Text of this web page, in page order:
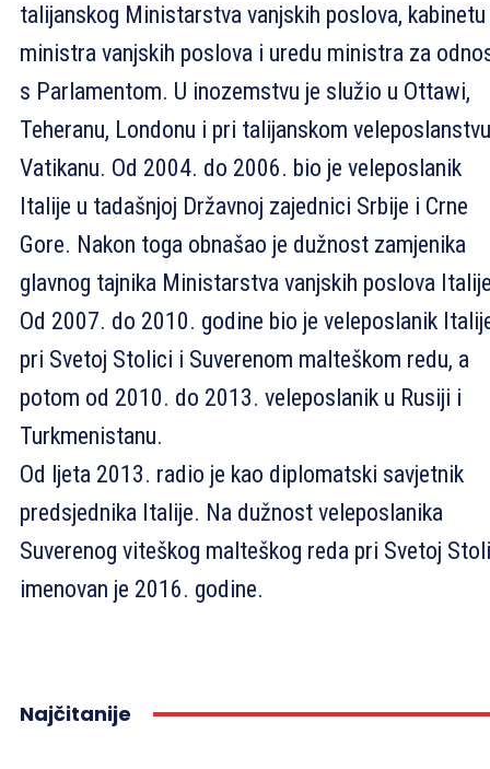
talijanskog Ministarstva vanjskih poslova, kabinetu
ministra vanjskih poslova i uredu ministra za
s Parlamentom. U inozemstvu je služio u Ottawi,
Teheranu, Londonu i pri talijanskom
Vatikanu. Od 2004. do 2006. bio je veleposlanik
Italije u tadašnjoj Državnoj zajednici Srbije i Crne
Gore. Nakon toga obnašao je dužnost zamjenika
glavnog tajnika Ministarstva vanjskih poslova
Od 2007. do 2010. godine bio je veleposlanik
pri Svetoj Stolici i Suverenom malteškom redu, a
potom od 2010. do 2013. veleposlanik u Rusiji i
Turkmenistanu.
Od ljeta 2013. radio je kao diplomatski savjetnik
predsjednika Italije. Na dužnost veleposlanika
Suverenog viteškog malteškog reda pri Svetoj
imenovan je 2016. godine.
Najčitanije